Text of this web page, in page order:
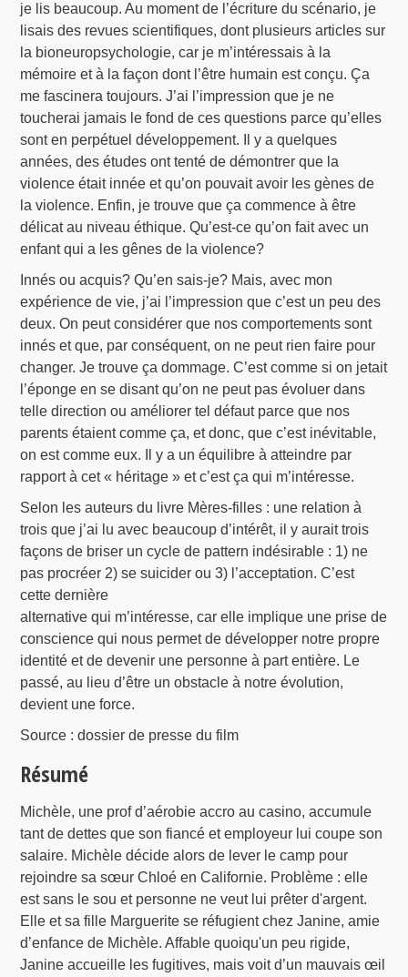
je lis beaucoup. Au moment de l’écriture du scénario, je
lisais des revues scientifiques, dont plusieurs articles sur
la bioneuropsychologie, car je m’intéressais à la
mémoire et à la façon dont l’être humain est conçu. Ça
me fascinera toujours. J’ai l’impression que je ne
toucherai jamais le fond de ces questions parce qu’elles
sont en perpétuel développement. Il y a quelques
années, des études ont tenté de démontrer que la
violence était innée et qu’on pouvait avoir les gènes de
la violence. Enfin, je trouve que ça commence à être
délicat au niveau éthique. Qu’est-ce qu’on fait avec un
enfant qui a les gênes de la violence?
Innés ou acquis? Qu’en sais-je? Mais, avec mon
expérience de vie, j’ai l’impression que c’est un peu des
deux. On peut considérer que nos comportements sont
innés et que, par conséquent, on ne peut rien faire pour
changer. Je trouve ça dommage. C’est comme si on jetait
l’éponge en se disant qu’on ne peut pas évoluer dans
telle direction ou améliorer tel défaut parce que nos
parents étaient comme ça, et donc, que c’est inévitable,
on est comme eux. Il y a un équilibre à atteindre par
rapport à cet « héritage » et c’est ça qui m’intéresse.
Selon les auteurs du livre Mères-filles : une relation à
trois que j’ai lu avec beaucoup d’intérêt, il y aurait trois
façons de briser un cycle de pattern indésirable : 1) ne
pas procréer 2) se suicider ou 3) l’acceptation. C’est
cette dernière
alternative qui m’intéresse, car elle implique une prise de
conscience qui nous permet de développer notre propre
identité et de devenir une personne à part entière. Le
passé, au lieu d’être un obstacle à notre évolution,
devient une force.
Source : dossier de presse du film
Résumé
Michèle, une prof d’aérobie accro au casino, accumule
tant de dettes que son fiancé et employeur lui coupe son
salaire. Michèle décide alors de lever le camp pour
rejoindre sa sœur Chloé en Californie. Problème : elle
est sans le sou et personne ne veut lui prêter d'argent.
Elle et sa fille Marguerite se réfugient chez Janine, amie
d’enfance de Michèle. Affable quoiqu'un peu rigide,
Janine accueille les fugitives, mais voit d’un mauvais œil